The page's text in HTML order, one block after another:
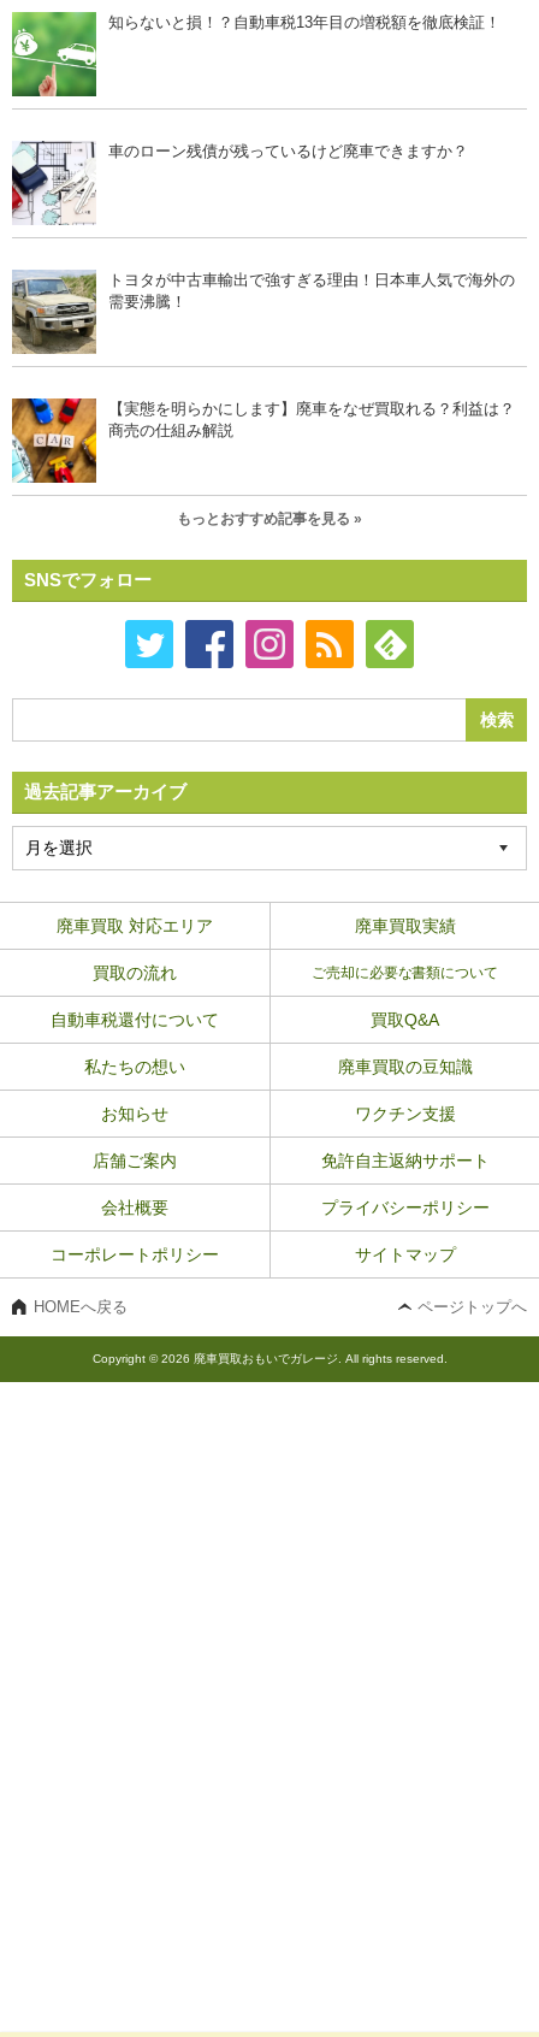
知らないと損！？自動車税13年目の増税額を徹底検証！
車のローン残債が残っているけど廃車できますか？
トヨタが中古車輸出で強すぎる理由！日本車人気で海外の
需要沸騰！
【実態を明らかにします】廃車をなぜ買取れる？利益は？
商売の仕組み解説
もっとおすすめ記事を見る »
SNSでフォロー
過去記事アーカイブ
廃車買取 対応エリア 廃車買取実績
買取の流れ ご売却に必要な書類について
自動車税還付について 買取Q&A
私たちの想い 廃車買取の豆知識
お知らせ ワクチン支援
店舗ご案内 免許自主返納サポート
会社概要 プライバシーポリシー
コーポレートポリシー サイトマップ
HOMEへ戻る ページトップへ
Copyright © 2026 廃車買取おもいでガレージ. All rights reserved.